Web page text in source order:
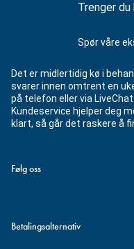
Trenger du
Spør våre
Det er midlertidig kø i
svarer innen omtrent en
på telefon eller via
Kundeservice hjelper deg
klart, så går det raskere å
Følg oss
Betalingsalternativ